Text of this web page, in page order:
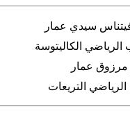
سيدي عمار
الرياضي الكاليتوسة
مرزوق عمار
الرياضي التريعات